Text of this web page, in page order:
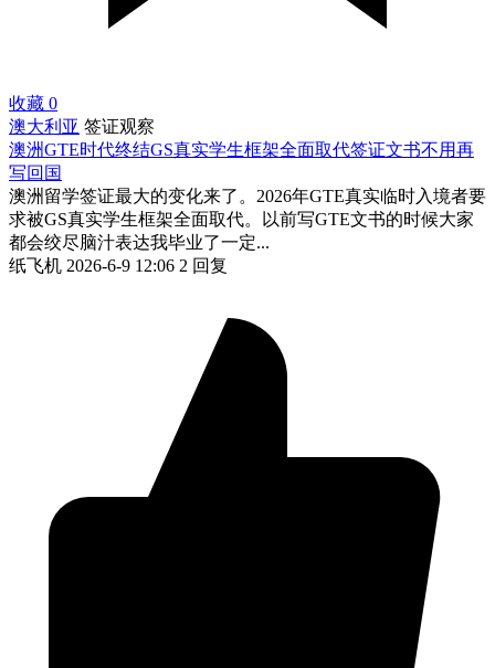
收藏 0
澳大利亚 签证观察
澳洲GTE时代终结GS真实学生框架全面取代签证文书不用再
写回国
澳洲留学签证最大的变化来了。2026年GTE真实临时入境者要
求被GS真实学生框架全面取代。以前写GTE文书的时候大家
都会绞尽脑汁表达我毕业了一定...
纸飞机 2026-6-9 12:06 2 回复